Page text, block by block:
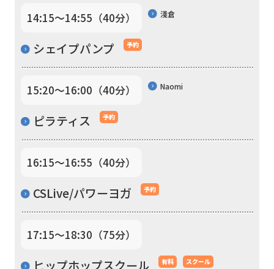
14:15〜14:55（40分） 淺倉
シェイプパンプ 予約
15:20〜16:00（40分） Naomi
ピラティス 予約
16:15〜16:55（40分）
CSLive/パワーヨガ 予約
17:15〜18:30（75分）
ヒップホップスクール 有料 スクール
to
top
page.
However,
automatic
Japanese